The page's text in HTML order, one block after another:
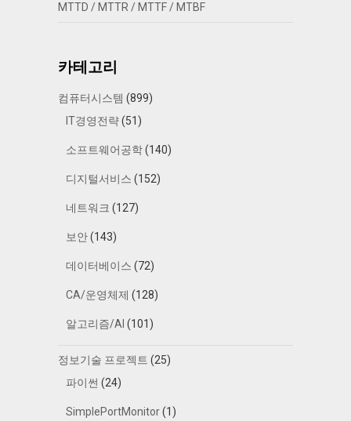
MTTD / MTTR / MTTF / MTBF
카테고리
컴퓨터시스템 (899)
IT경영전략(51)
소프트웨어공학(140)
디지털서비스 (152)
네트워크 (127)
보안(143)
데이터베이스 (72)
CA/운영체제 (128)
알고리즘/AI (101)
정보기술 프로젝트 (25)
파이썬 (24)
SimplePortMonitor(1)